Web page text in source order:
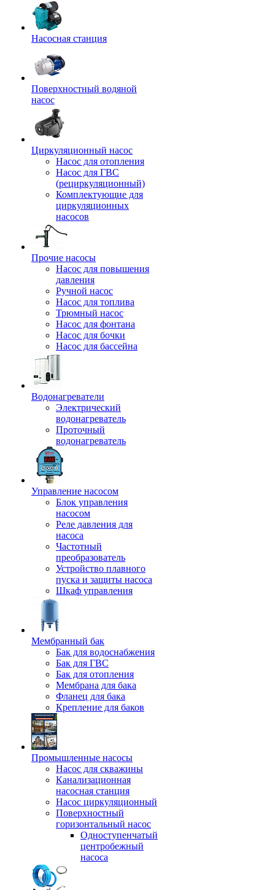
Насосная станция
Поверхностный водяной
насос
Циркуляционный насос
Насос для отопления
Насос для ГВС
(рециркуляционный)
Комплектующие для
циркуляционных
насосов
Прочие насосы
Насос для повышения
давления
Ручной насос
Насос для топлива
Трюмный насос
Насос для фонтана
Насос для бочки
Насос для бассейна
Водонагреватели
Электрический
водонагреватель
Проточный
водонагреватель
Управление насосом
Блок управления
насосом
Реле давления для
насоса
Частотный
преобразователь
Устройство плавного
пуска и защиты насоса
Шкаф управления
Мембранный бак
Бак для водоснабжения
Бак для ГВС
Бак для отопления
Мембрана для бака
Фланец для бака
Крепление для баков
Промышленные насосы
Насос для скважины
Канализационная
насосная станция
Насос циркуляционный
Поверхностный
горизонтальный насос
Одноступенчатый
центробежный
насоса